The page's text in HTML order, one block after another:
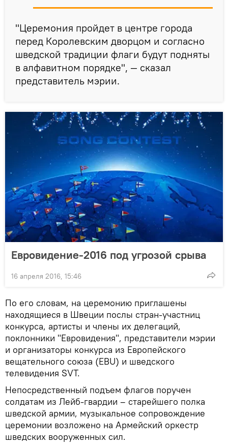
"Церемония пройдет в центре города
перед Королевским дворцом и согласно
шведской традиции флаги будут подняты
в алфавитном порядке", — сказал
представитель мэрии.
Евровидение-2016 под угрозой срыва
16 апреля 2016, 15:46
По его словам, на церемонию приглашены
находящиеся в Швеции послы стран-участниц
конкурса, артисты и члены их делегаций,
поклонники "Евровидения", представители мэрии
и организаторы конкурса из Европейского
вещательного союза (EBU) и шведского
телевидения SVT.
Непосредственный подъем флагов поручен
солдатам из Лейб-гвардии – старейшего полка
шведской армии, музыкальное сопровождение
церемонии возложено на Армейский оркестр
шведских вооруженных сил.